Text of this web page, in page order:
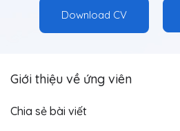
Download CV
Giới thiệu về ứng viên
Chia sẻ bài viết